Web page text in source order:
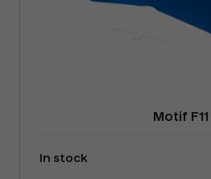
Motif F11
In stock